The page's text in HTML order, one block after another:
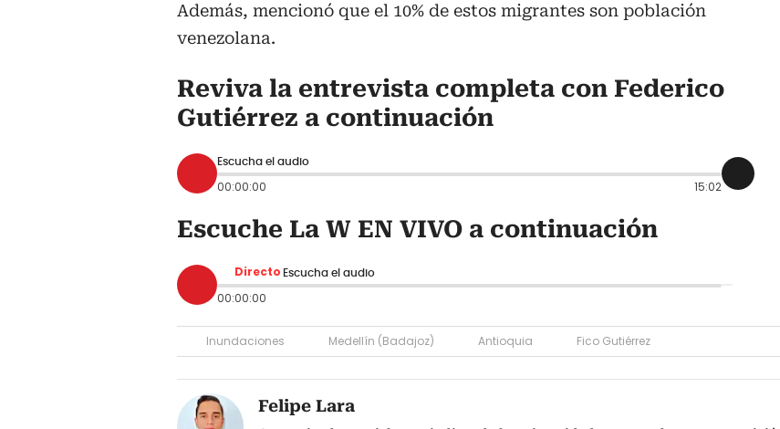
Además, mencionó que el 10% de estos migrantes son población
venezolana.
Reviva la entrevista completa con Federico
Gutiérrez a continuación
Escucha el audio
00:00:00 15:02
Escuche La W EN VIVO a continuación
Directo Escucha el audio
00:00:00
Inundaciones Medellín (Badajoz) Antioquia Fico Gutiérrez
Felipe Lara